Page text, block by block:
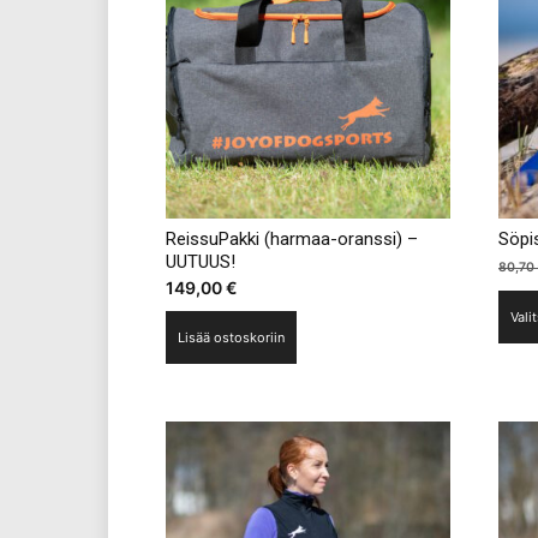
ReissuPakki (harmaa-oranssi) –
UUTUUS!
149,00€
Lisää ostoskoriin
80,70